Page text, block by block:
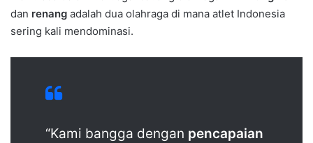
dan renang adalah dua olahraga di mana atlet Indonesia
sering kali mendominasi.
“Kami bangga dengan pencapaian